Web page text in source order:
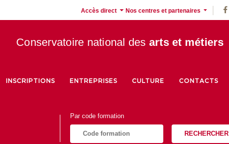
Accès direct Nos centres et partenaires
Conservatoire national des arts et métiers
INSCRIPTIONS ENTREPRISES CULTURE CONTACTS
Par code formation
RECHERCHER